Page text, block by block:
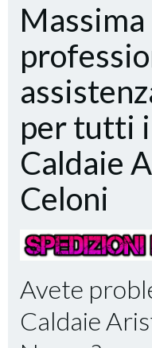
Massima
per tutti
Caldaie
Celoni
Avete
Caldaie